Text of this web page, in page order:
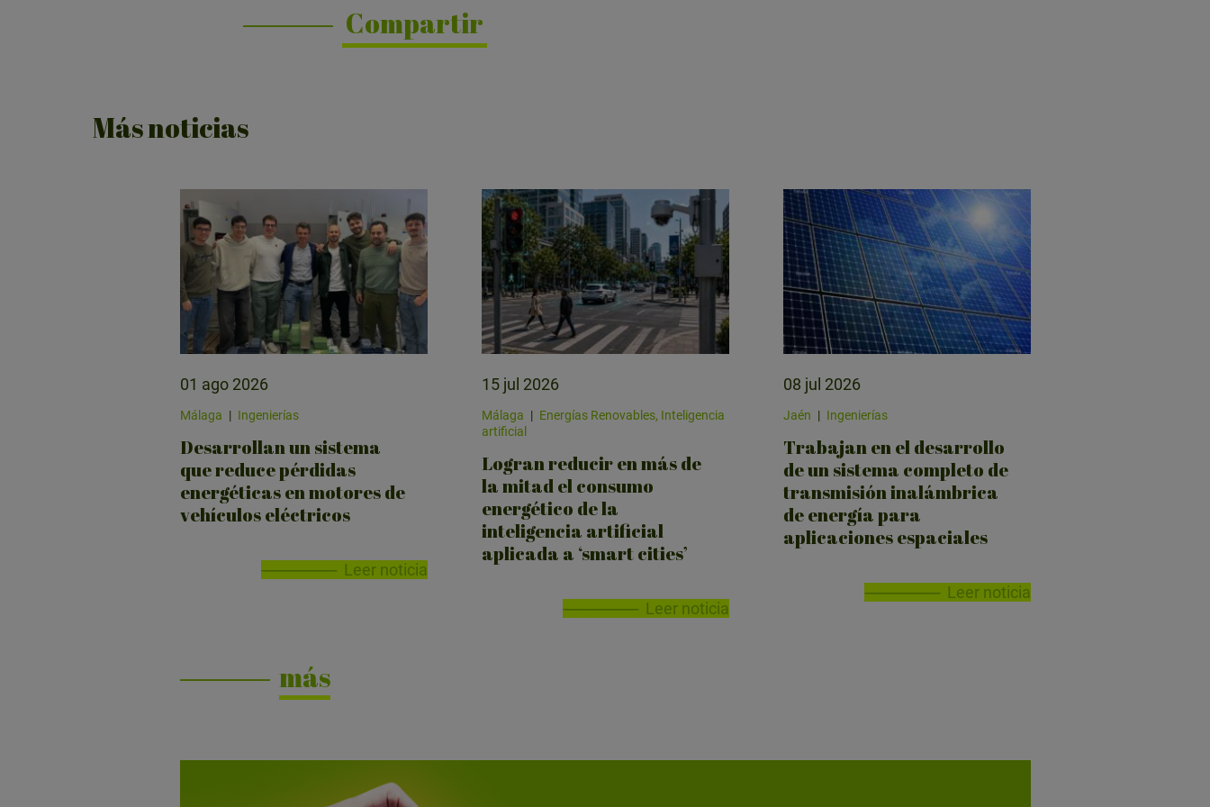
Compartir
Más noticias
01 ago 2026
Málaga | Ingenierías
Desarrollan un sistema
que reduce pérdidas
energéticas en motores de
vehículos eléctricos
Leer noticia
15 jul 2026
Málaga | Energías Renovables, Inteligencia
artificial
Logran reducir en más de
la mitad el consumo
energético de la
inteligencia artificial
aplicada a ‘smart cities’
Leer noticia
08 jul 2026
Jaén | Ingenierías
Trabajan en el desarrollo
de un sistema completo de
transmisión inalámbrica
de energía para
aplicaciones espaciales
Leer noticia
más